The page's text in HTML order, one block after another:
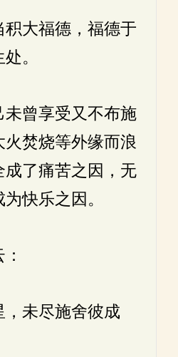
大福德，福德于
。
未曾享受又不布施
焚烧等外缘而浪
成了痛苦之因，无
快乐之因。
，未尽施舍彼成